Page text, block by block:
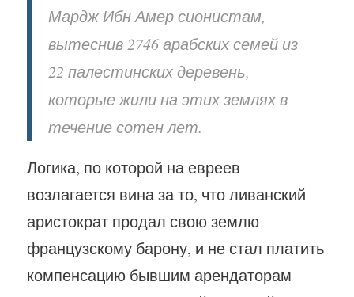
Мардж Ибн Амер сионистам,
вытеснив 2746 арабских семей из
22 палестинских деревень,
которые жили на этих землях в
течение сотен лет.
Логика, по которой на евреев
возлагается вина за то, что ливанский
аристократ продал свою землю
французскому барону, и не стал платить
компенсацию бывшим арендаторам